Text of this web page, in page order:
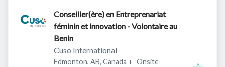
Conseiller(ère) en Entreprenariat
féminin et innovation - Volontaire au
Benin
Cuso International
Edmonton, AB, Canada + Onsite